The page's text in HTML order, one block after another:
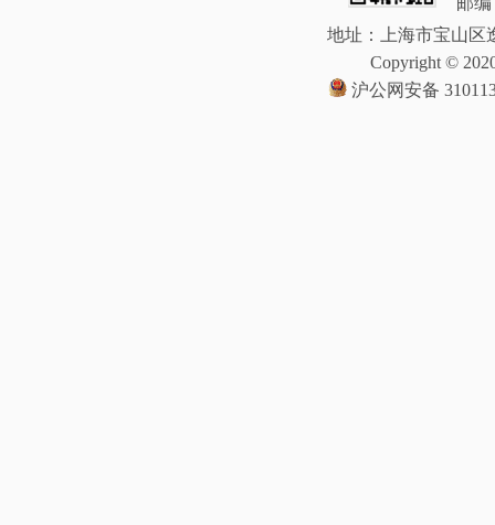
地址：上海市宝山区
Copyright ©
沪公网安备